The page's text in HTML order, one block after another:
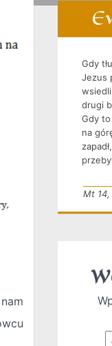
Gdy
Jezus
drugi
Gdy to
na